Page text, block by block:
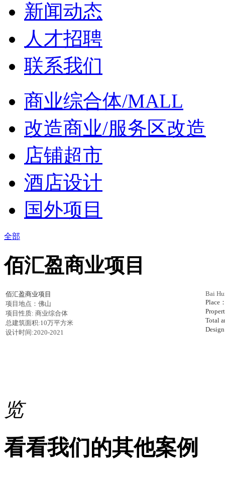
新闻动态
人才招聘
联系我们
商业综合体/MALL
改造商业/服务区改造
店铺超市
酒店设计
国外项目
全部
佰汇盈商业项目
佰汇盈商业项目
项目地点：佛山
项目性质: 商业综合体
总建筑面积:10万平方米
设计时间:2020-2021
Bai
Place
Total
览
看看我们的其他案例